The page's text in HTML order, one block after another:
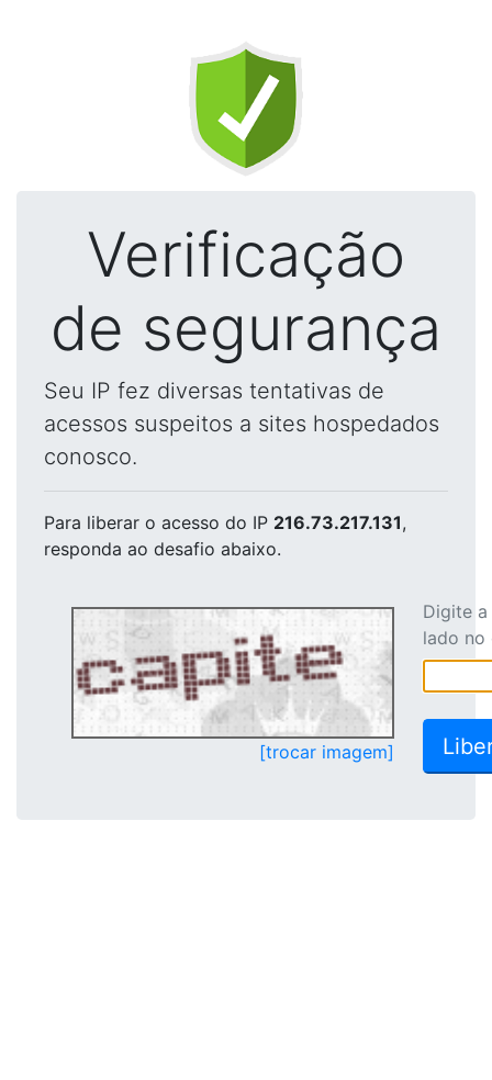
Verificação
de segurança
Seu IP fez diversas tentativas de
acessos suspeitos a sites hospedados
conosco.
Para liberar o acesso do IP 216.73.217.131,
responda ao desafio abaixo.
[trocar imagem]
Digite
lado no